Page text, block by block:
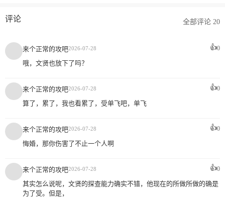
评论 全部评论 20
来个正常的攻吧2026-07-28 👍0
哦，文贤也放下了吗？
来个正常的攻吧2026-07-28 👍0
算了，累了，我也看累了，受单飞吧，单飞
来个正常的攻吧2026-07-28 👍0
悔婚，那你伤害了不止一个人啊
来个正常的攻吧2026-07-28 👍0
其实怎么说呢，文贤的探查能力确实不错，他现在的所做所做的确是
为了受。但是，